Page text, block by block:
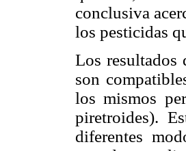
conclusiva
los pesticidas
Los resultados
son
los mismos
piretroides).
diferentes